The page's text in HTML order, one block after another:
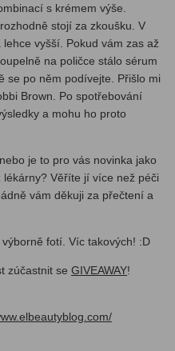
s krémem výše.
stojí za zkoušku. V
vyšší. Pokud vám zas až
na poličce stálo sérum
se po něm podívejte. Přišlo mi
Brown. Po spotřebování
a mohu ho proto
je to pro vás novinka jako
Věříte jí více než péči
vám děkuji za přečtení a
fotí. Víc takových! :D
zúčastnit se GIVEAWAY!